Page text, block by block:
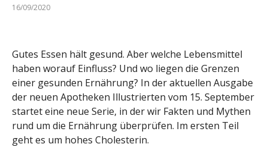
16/09/2020
Gutes Essen hält gesund. Aber welche Lebensmittel
haben worauf Einfluss? Und wo liegen die Grenzen
einer gesunden Ernährung? In der aktuellen Ausgabe
der neuen Apotheken Illustrierten vom 15. September
startet eine neue Serie, in der wir Fakten und Mythen
rund um die Ernährung überprüfen. Im ersten Teil
geht es um hohes Cholesterin.